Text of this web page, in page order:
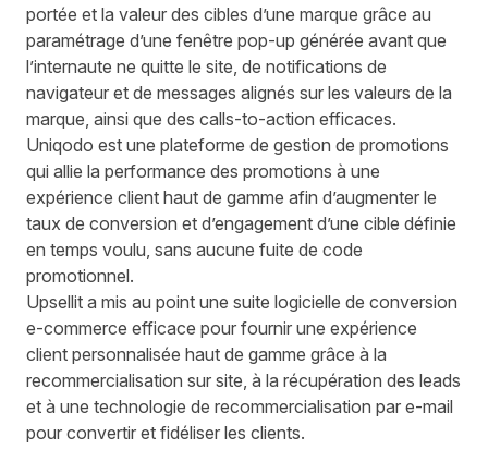
portée et la valeur des cibles d’une marque grâce au
paramétrage d’une fenêtre pop-up générée avant que
l’internaute ne quitte le site, de notifications de
navigateur et de messages alignés sur les valeurs de la
marque, ainsi que des calls-to-action efficaces.
Uniqodo est une plateforme de gestion de promotions
qui allie la performance des promotions à une
expérience client haut de gamme afin d’augmenter le
taux de conversion et d’engagement d’une cible définie
en temps voulu, sans aucune fuite de code
promotionnel.
Upsellit a mis au point une suite logicielle de conversion
e-commerce efficace pour fournir une expérience
client personnalisée haut de gamme grâce à la
recommercialisation sur site, à la récupération des leads
et à une technologie de recommercialisation par e-mail
pour convertir et fidéliser les clients.